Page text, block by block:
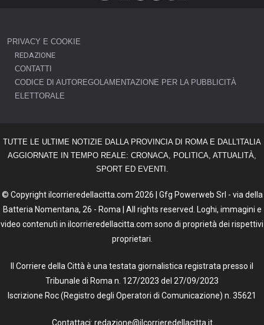
PRIVACY E COOKIE
REDAZIONE
CONTATTI
CODICE DI AUTOREGOLAMENTAZIONE PER LA PUBBLICITÀ
ELETTORALE
TUTTE LE ULTIME NOTIZIE DALLA PROVINCIA DI ROMA E DALL'ITALIA
AGGIORNATE IN TEMPO REALE: CRONACA, POLITICA, ATTUALITÀ,
SPORT ED EVENTI.
© Copyright ilcorrieredellacitta.com 2026 | Gfg Powerweb Srl - via della
Batteria Nomentana, 26 - Roma | All rights reserved. Loghi, immagini e
video contenuti in ilcorrieredellacitta.com sono di proprietà dei rispettivi
proprietari.
Il Corriere della Città è una testata giornalistica registrata presso il
Tribunale di Roma n. 127/2023 del 27/09/2023
Iscrizione Roc (Registro degli Operatori di Comunicazione) n. 35621
Contattaci: redazione@ilcorrieredellacitta.it